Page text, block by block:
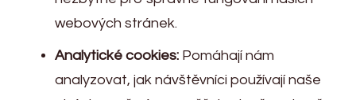
webových stránek.
Analytické cookies: Pomáhají nám
analyzovat, jak návštěvníci používají naše